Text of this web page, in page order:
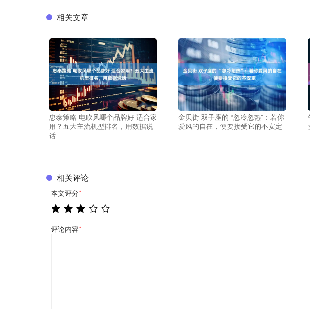
相关文章
忠泰策略 电吹风哪个品牌好 适合家
用？五大主流机型排名，用数据说
话
金贝街 双子座的 “忽冷忽热”：若你
爱风的自在，便要接受它的不安定
相关评论
本文评分*
评论内容*